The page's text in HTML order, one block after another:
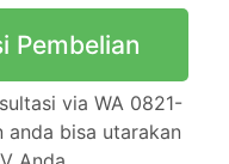
Pembelian
via WA 0821-
bisa utarakan